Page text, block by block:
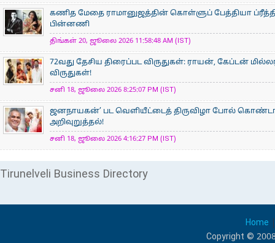
கணித மேதை ராமானுஜத்தின் கொள்ளுப் பேத்தியா
பின்னணி
திங்கள் 20, ஜூலை 2026 11:58:48 AM (IST)
72வது தேசிய திரைப்பட விருதுகள்: ராயன், கேப்டன்
விருதுகள்!
சனி 18, ஜூலை 2026 8:25:07 PM (IST)
ஜனநாயகன்’ பட வெளியீட்டைத் திருவிழா போல்
அறிவுறுத்தல்!
சனி 18, ஜூலை 2026 4:16:27 PM (IST)
Tirunelveli Business Directory
Home
Copyright ©